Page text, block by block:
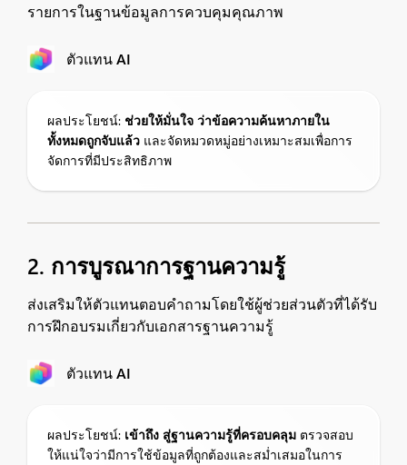
รายการในฐานข้อมูลการควบคุมคุณภาพ
ตัวแทน AI
ผลประโยชน์: ช่วยให้มั่นใจ ว่าข้อความค้นหาภายใน
ทั้งหมดถูกจับแล้ว และจัดหมวดหมู่อย่างเหมาะสมเพื่อการ
จัดการที่มีประสิทธิภาพ
2. การบูรณาการฐานความรู้
ส่งเสริมให้ตัวแทนตอบคำถามโดยใช้ผู้ช่วยส่วนตัวที่ได้รับ
การฝึกอบรมเกี่ยวกับเอกสารฐานความรู้
ตัวแทน AI
ผลประโยชน์: เข้าถึง สู่ฐานความรู้ที่ครอบคลุม ตรวจสอบ
ให้แน่ใจว่ามีการใช้ข้อมูลที่ถูกต้องและสม่ำเสมอในการ